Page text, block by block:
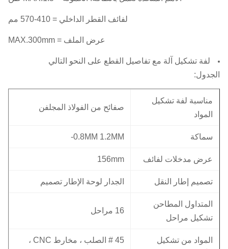
لفائف القطر الداخلي = 410-570 مم
عرض الملف = MAX.300mm
لفة تشكيل آلة مع تفاصيل القطع على النحو التالي
الجدول:
مناسبة لفة تشكيل
المواد
صفائح من الفولاذ المجلفن
سماكة 0.8MM 1.2MM-
عرض مدخلات لفائف 156mm
تصميم إطار النقل الجدار لوحة الإطار تصميم
المتداول المطاحن
تشكيل مراحل
16 مراحل
المواد من تشكيل
45 # الصلب ، مخارط CNC ،